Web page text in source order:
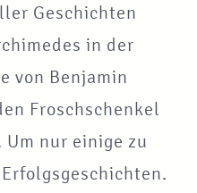
Geschichten
in der
von Benjamin
Froschschenkel
nur einige zu